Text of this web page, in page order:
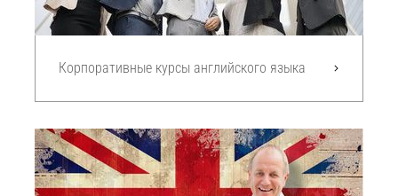
Корпоративные курсы английского языка